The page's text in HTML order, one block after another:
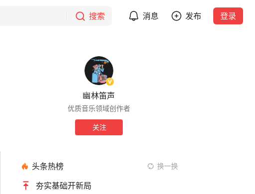
搜索 消息 发布 登录
幽林笛声
优质音乐领域创作者
关注
头条热榜 换一换
夯实基础开新局